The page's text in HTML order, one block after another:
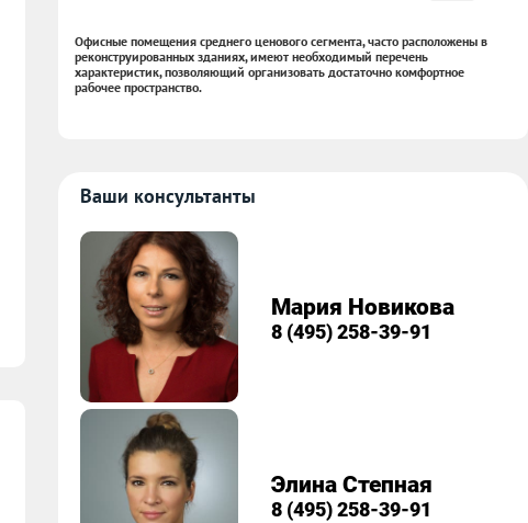
Офисные помещения среднего ценового сегмента, часто расположены в
реконструированных зданиях, имеют необходимый перечень
характеристик, позволяющий организовать достаточно комфортное
рабочее пространство.
Ваши консультанты
Мария Новикова
8 (495) 258-39-91
Элина Степная
8 (495) 258-39-91